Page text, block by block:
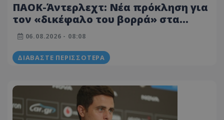
ΠΑΟΚ-Άντερλεχτ: Νέα πρόκληση για
τον «δικέφαλο του βορρά» στα
προκριματικά του Europa League!
(Πιθανές ενδεκάδες)
06.08.2026 - 08:08
ΔΙΑΒΆΣΤΕ ΠΕΡΙΣΣΌΤΕΡΑ